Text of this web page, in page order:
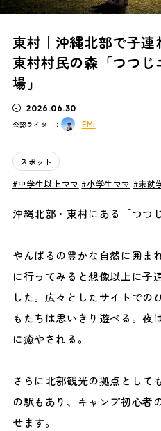
東村｜沖縄北部で子連
東村村民の森「つつ
場」
2026.06.30
公認ライター：
EMI
スポット
中学生以上ママ 小学生ママ 未就
沖縄北部・東村にある「つつ
やんばるの豊かな自然に囲ま
に行ってみると想像以上に子
した。広々としたサイトでの
もたちは思いきり遊べる。夜
に癒やされる。
さらに北部観光の拠点として
の駅もあり、キャンプ初心者
せます。